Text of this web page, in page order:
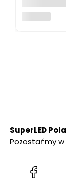
ogrodowa
SOLARNA
SuperLED
Pozostańmy